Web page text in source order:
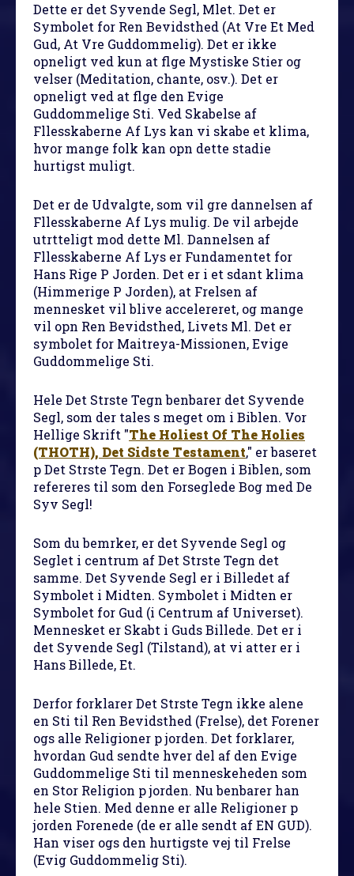
Dette er det Syvende Segl, Mlet. Det er
Symbolet for Ren Bevidsthed (At Vre Et Med
Gud, At Vre Guddommelig). Det er ikke
opneligt ved kun at flge Mystiske Stier og
velser (Meditation, chante, osv.). Det er
opneligt ved at flge den Evige
Guddommelige Sti. Ved Skabelse af
Fllesskaberne Af Lys kan vi skabe et klima,
hvor mange folk kan opn dette stadie
hurtigst muligt.
Det er de Udvalgte, som vil gre dannelsen af
Fllesskaberne Af Lys mulig. De vil arbejde
utrtteligt mod dette Ml. Dannelsen af
Fllesskaberne Af Lys er Fundamentet for
Hans Rige P Jorden. Det er i et sdant klima
(Himmerige P Jorden), at Frelsen af
mennesket vil blive accelereret, og mange
vil opn Ren Bevidsthed, Livets Ml. Det er
symbolet for Maitreya-Missionen, Evige
Guddommelige Sti.
Hele Det Strste Tegn benbarer det Syvende
Segl, som der tales s meget om i Biblen. Vor
Hellige Skrift "The Holiest Of The Holies
(THOTH), Det Sidste Testament," er baseret
p Det Strste Tegn. Det er Bogen i Biblen, som
refereres til som den Forseglede Bog med De
Syv Segl!
Som du bemrker, er det Syvende Segl og
Seglet i centrum af Det Strste Tegn det
samme. Det Syvende Segl er i Billedet af
Symbolet i Midten. Symbolet i Midten er
Symbolet for Gud (i Centrum af Universet).
Mennesket er Skabt i Guds Billede. Det er i
det Syvende Segl (Tilstand), at vi atter er i
Hans Billede, Et.
Derfor forklarer Det Strste Tegn ikke alene
en Sti til Ren Bevidsthed (Frelse), det Forener
ogs alle Religioner p jorden. Det forklarer,
hvordan Gud sendte hver del af den Evige
Guddommelige Sti til menneskeheden som
en Stor Religion p jorden. Nu benbarer han
hele Stien. Med denne er alle Religioner p
jorden Forenede (de er alle sendt af EN GUD).
Han viser ogs den hurtigste vej til Frelse
(Evig Guddommelig Sti).